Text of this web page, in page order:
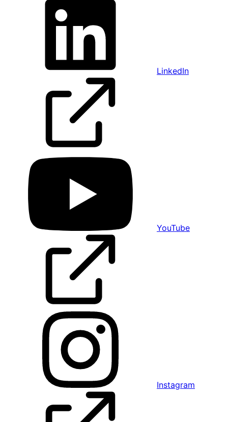
LinkedIn
YouTube
Instagram